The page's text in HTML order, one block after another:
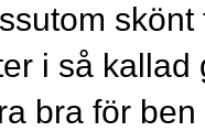
i så kallad
bra för